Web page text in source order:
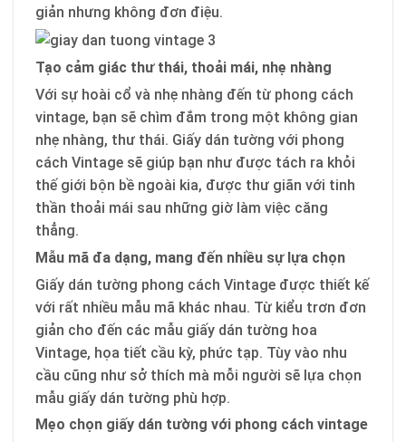
giản nhưng không đơn điệu.
Tạo cảm giác thư thái, thoải mái, nhẹ nhàng
Với sự hoài cổ và nhẹ nhàng đến từ phong cách
vintage, bạn sẽ chìm đắm trong một không gian
nhẹ nhàng, thư thái. Giấy dán tường với phong
cách Vintage sẽ giúp bạn như được tách ra khỏi
thế giới bộn bề ngoài kia, được thư giãn với tinh
thần thoải mái sau những giờ làm việc căng
thẳng.
Mẫu mã đa dạng, mang đến nhiều sự lựa chọn
Giấy dán tường phong cách Vintage được thiết kế
với rất nhiều mẫu mã khác nhau. Từ kiểu trơn đơn
giản cho đến các mẫu giấy dán tường hoa
Vintage, họa tiết cầu kỳ, phức tạp. Tùy vào nhu
cầu cũng như sở thích mà mỗi người sẽ lựa chọn
mẫu giấy dán tường phù hợp.
Mẹo chọn giấy dán tường với phong cách vintage